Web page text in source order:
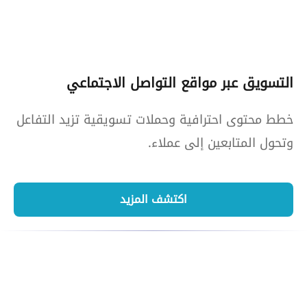
التسويق عبر مواقع التواصل الاجتماعي
خطط محتوى احترافية وحملات تسويقية تزيد التفاعل
وتحول المتابعين إلى عملاء.
اكتشف المزيد